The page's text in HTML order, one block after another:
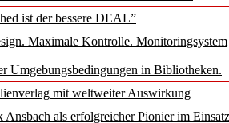
ist der bessere DEAL”
Maximale Kontrolle. Monitoringsystem
Umgebungsbedingungen in Bibliotheken.
mit weltweiter Auswirkung
als erfolgreicher Pionier im
von
digitalen Welt
Infrastruktur